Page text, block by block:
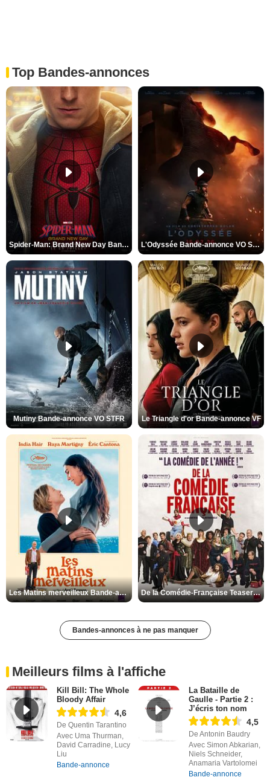
Top Bandes-annonces
Spider-Man: Brand New Day Bande-annonce VO STFR L'Odyssée Bande-annonce VO STFR
Mutiny Bande-annonce VO STFR Le Triangle d'or Bande-annonce VF
Les Matins merveilleux Bande-annonce VF De la Comédie-Française Teaser VF
Bandes-annonces à ne pas manquer
Meilleurs films à l'affiche
Kill Bill: The Whole
Bloody Affair
4,6
De Quentin Tarantino
Avec Uma Thurman,
David Carradine, Lucy
Liu
Bande-annonce
La Bataille de
Gaulle - Partie 2 :
J’écris ton nom
4,5
De Antonin Baudry
Avec Simon Abkarian,
Niels Schneider,
Anamaria Vartolomei
Bande-annonce